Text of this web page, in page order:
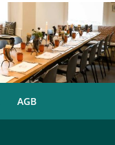
AGB